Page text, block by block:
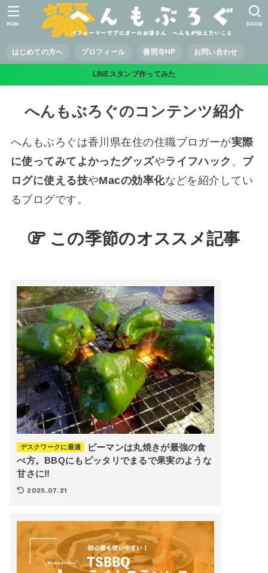
はじめての方へ プロフィール 善照寺HP お問い合わせ
SEARCH
MENU
LINEスタンプ作ってみた
へんもぶろぐのコンテンツ紹介
へんもぶろぐは香川県在住の住職ブロガーが実際
に使ってみてよかったグッズやライフハック 、 ブ
ログに使える技やMacの効率化などを紹介してい
るブログです。
この季節のオススメ記事
デスクワークに最適
ピーマンは丸焼きが最強の食
べ方。BBQにもピッタリでまるで果実のような
甘さに‼︎
2025.07.21